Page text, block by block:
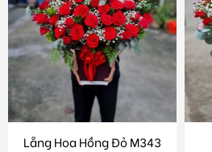
Lẵng Hoa Hồng Đỏ M343